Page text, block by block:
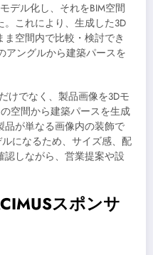
デル化し、それをBIM空間
これにより、生成した3D
空間内で比較・検討でき
アングルから建築パースを
けでなく、製品画像を3Dモ
空間から建築パースを生成
品が単なる画像内の装飾で
になるため、サイズ感、配
しながら、営業提案や設
スポンサ